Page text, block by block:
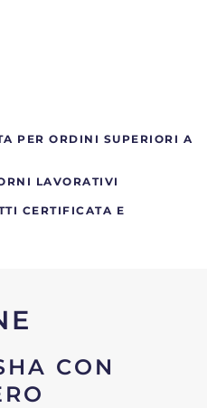
PER ORDINI SUPERIORI A
LAVORATIVI
CERTIFICATA E
CON